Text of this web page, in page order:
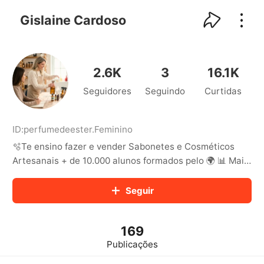
Gislaine Cardoso
2.6K
Seguidores
3
Seguindo
16.1K
Curtidas
ID:perfumedeester.Feminino
🫧Te ensino fazer e vender Sabonetes e Cosméticos
Artesanais + de 10.000 alunos formados pelo 🌍 📊 Mais
www.comofazersaboneteartesanal.com
Seguir
169
Publicações
kwaikwaikwaikwaikwaikwaikwaikwaikwaikwaikwaikwai
kwaikwaikwaikwaikwaikwaikwaikwai
kwaikwaikwaikwaikwaikwaikwaikwaikwaikwaikwaikwai
kwaikwaikwaikwaikwaikwaikwaikwai
kwaikwaikwaikwaikwaikwaikwaikwaikwaikwaikwaikwai
kwaikwaikwaikwaikwaikwaikwaikwai
kwaikwaikwaikwaikwaikwaikwaikwai
kwaikwaikwaikwaikwaikwaikwaikwaikwaikwaikwaikwai
kwaikwaikwaikwaikwaikwaikwaikwai
kwaikwaikwaikwaikwaikwaikwaikwaikwaikwaikwaikwai
kwaikwaikwaikwaikwaikwaikwaikwai
kwaikwaikwaikwaikwaikwaikwaikwaikwaikwaikwaikwai
kwaikwaikwaikwaikwaikwaikwaikwai
kwaikwaikwaikwaikwaikwaikwaikwai
kwaikwaikwaikwaikwaikwaikwaikwaikwaikwaikwaikwai
kwaikwaikwaikwaikwaikwaikwaikwai